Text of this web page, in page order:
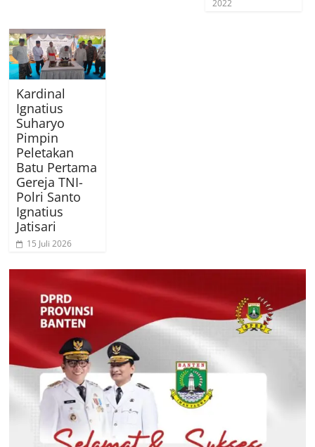
2022
Kardinal
Ignatius
Suharyo
Pimpin
Peletakan
Batu Pertama
Gereja TNI-
Polri Santo
Ignatius
Jatisari
15 Juli 2026